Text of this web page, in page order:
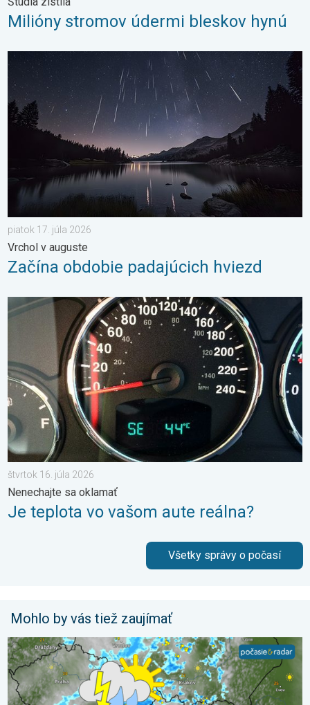
Milióny stromov údermi bleskov hynú
Začína obdobie padajúcich hviezd. Vrchol v auguste. . .
piatok 17. júla 2026
Vrchol v auguste
Začína obdobie padajúcich hviezd
Je teplota vo vašom aute reálna?. Nenechajte sa oklamať. . .
štvrtok 16. júla 2026
Nenechajte sa oklamať
Je teplota vo vašom aute reálna?
Všetky správy o počasí
Mohlo by vás tiež zaujímať
Stabilná prestávka v počasí sa skončila. 3-dňová predpoveď.